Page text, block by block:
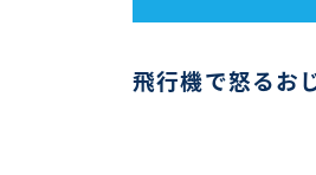
飛行機で怒るお